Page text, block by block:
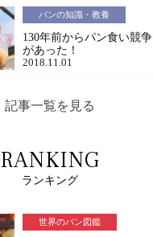
パンの知識・教養
130年前からパン食い競争
があった！
2018.11.01
記事一覧を見る
RANKING
ランキング
世界のパン図鑑